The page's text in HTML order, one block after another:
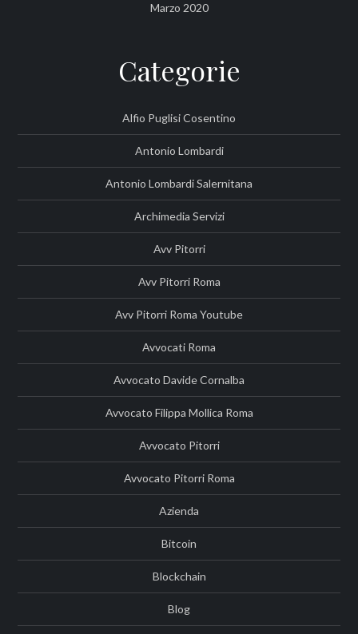
Marzo 2020
Categorie
Alfio Puglisi Cosentino
Antonio Lombardi
Antonio Lombardi Salernitana
Archimedia Servizi
Avv Pitorri
Avv Pitorri Roma
Avv Pitorri Roma Youtube
Avvocati Roma
Avvocato Davide Cornalba
Avvocato Filippa Mollica Roma
Avvocato Pitorri
Avvocato Pitorri Roma
Azienda
Bitcoin
Blockchain
Blog